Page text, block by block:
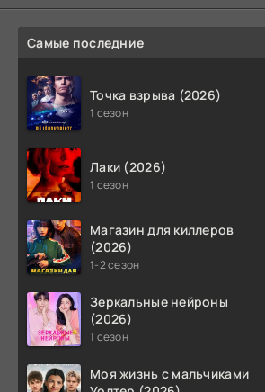
Самые последние
Точка взрыва (2026)
1 сезон
Лаки (2026)
1 сезон
Магазин для киллеров
(2026)
1-2 сезон
Зеркальные нейроны
(2026)
1 сезон
Моя жизнь с мальчиками